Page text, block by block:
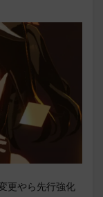
更やら先行強化